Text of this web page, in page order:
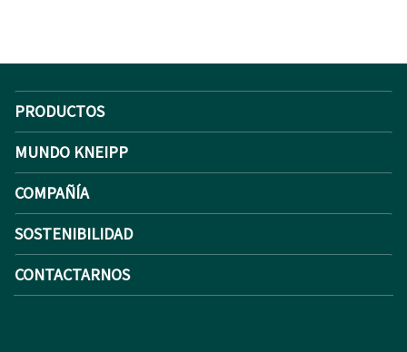
PRODUCTOS
MUNDO KNEIPP
COMPAÑÍA
SOSTENIBILIDAD
CONTACTARNOS